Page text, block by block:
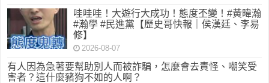
哇哇哇！大遊行大成功！態度丕變！#黃暐瀚
#瀚學 #民進黨【歷史哥快報｜侯漢廷、李易
修】
2026-08-07
有人因為急著要幫助別人而被詐騙，怎麼會去責怪、嘲笑受
害者？這什麼豬狗不如的人啊？